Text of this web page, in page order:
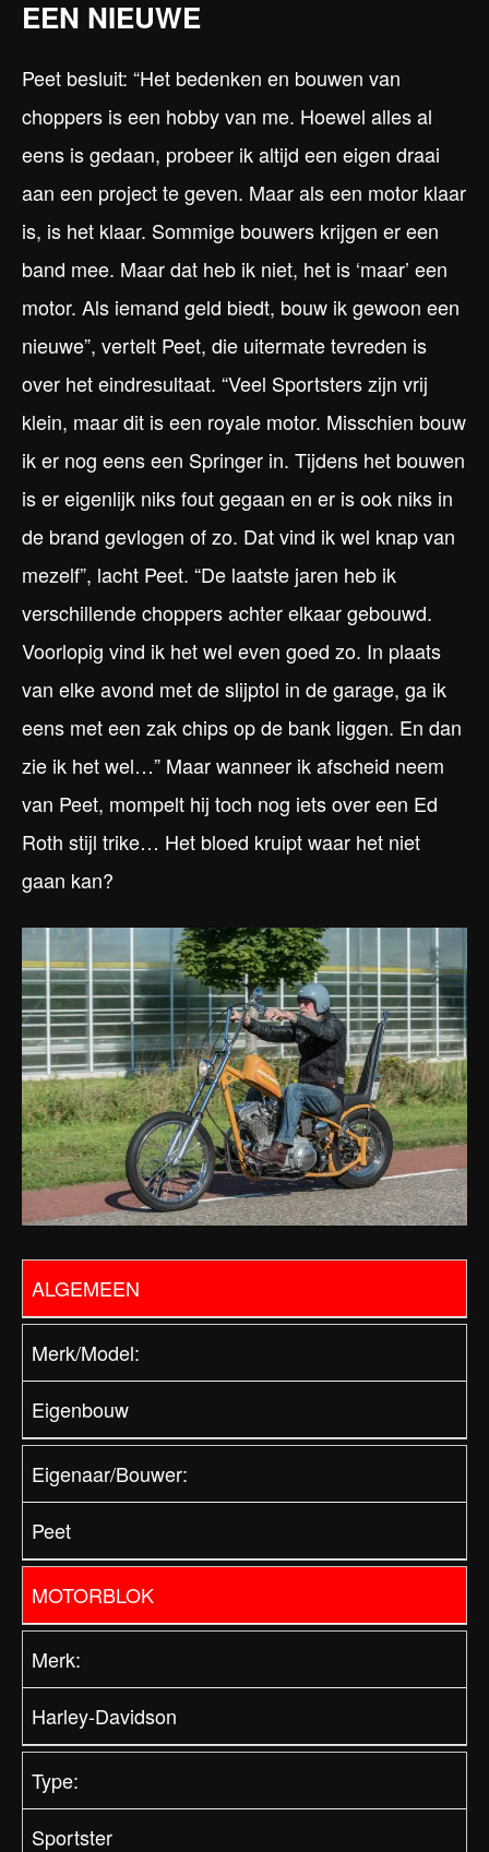
EEN NIEUWE
Peet besluit: “Het bedenken en bouwen van
choppers is een hobby van me. Hoewel alles al
eens is gedaan, probeer ik altijd een eigen draai
aan een project te geven. Maar als een motor klaar
is, is het klaar. Sommige bouwers krijgen er een
band mee. Maar dat heb ik niet, het is ‘maar’ een
motor. Als iemand geld biedt, bouw ik gewoon een
nieuwe”, vertelt Peet, die uitermate tevreden is
over het eindresultaat. “Veel Sportsters zijn vrij
klein, maar dit is een royale motor. Misschien bouw
ik er nog eens een Springer in. Tijdens het bouwen
is er eigenlijk niks fout gegaan en er is ook niks in
de brand gevlogen of zo. Dat vind ik wel knap van
mezelf”, lacht Peet. “De laatste jaren heb ik
verschillende choppers achter elkaar gebouwd.
Voorlopig vind ik het wel even goed zo. In plaats
van elke avond met de slijptol in de garage, ga ik
eens met een zak chips op de bank liggen. En dan
zie ik het wel…” Maar wanneer ik afscheid neem
van Peet, mompelt hij toch nog iets over een Ed
Roth stijl trike… Het bloed kruipt waar het niet
gaan kan?
ALGEMEEN
Merk/Model:
Eigenbouw
Eigenaar/Bouwer:
Peet
MOTORBLOK
Merk:
Harley-Davidson
Type:
Sportster